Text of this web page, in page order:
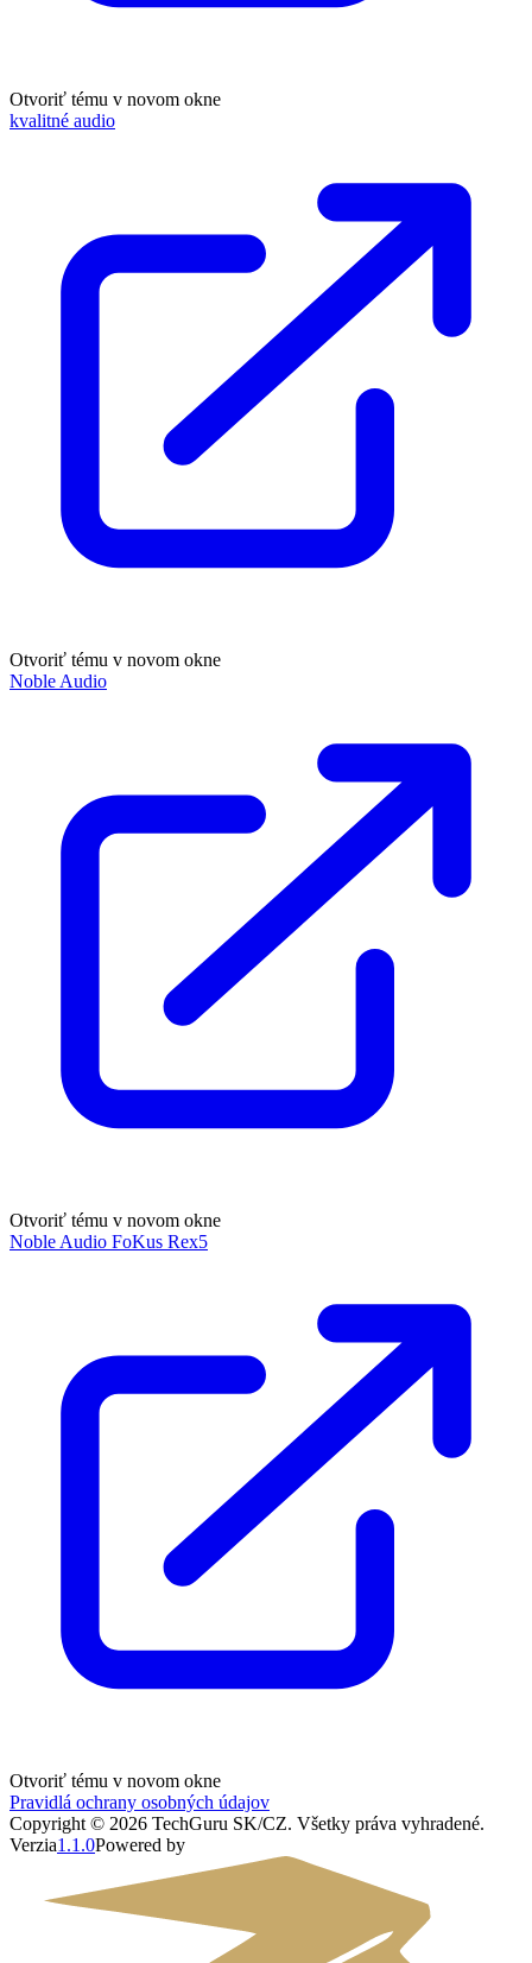
Otvoriť tému v novom okne
kvalitné audio
Otvoriť tému v novom okne
Noble Audio
Otvoriť tému v novom okne
Noble Audio FoKus Rex5
Otvoriť tému v novom okne
Pravidlá ochrany osobných údajov
Copyright © 2026 TechGuru SK/CZ. Všetky práva vyhradené.
Verzia1.1.0Powered by